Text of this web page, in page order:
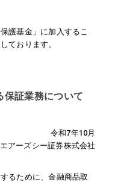
護基金」に加入するこ
ております。
保証業務について
令和7年10月
エアーズシー証券株式会社
るために、金融商品取